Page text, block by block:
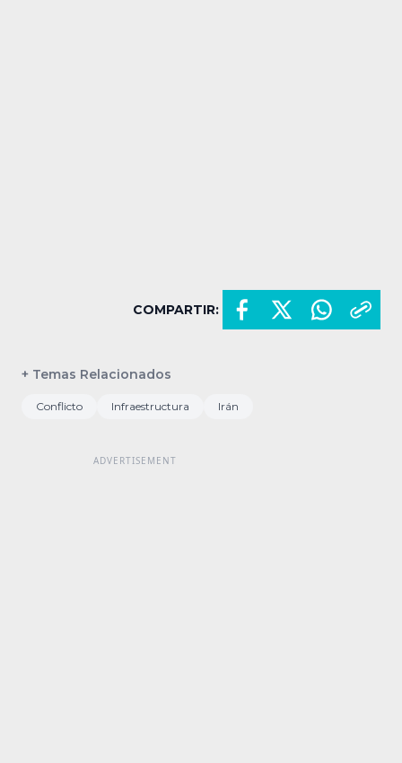
COMPARTIR:
+ Temas Relacionados
Conflicto Infraestructura Irán